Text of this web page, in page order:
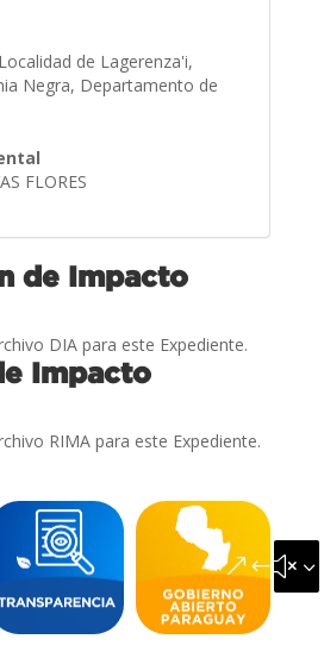
de Lagerenza'i,
Negra, Departamento de
FLORES
de Impacto
DIA para este Expediente.
Impacto
RIMA para este Expediente.